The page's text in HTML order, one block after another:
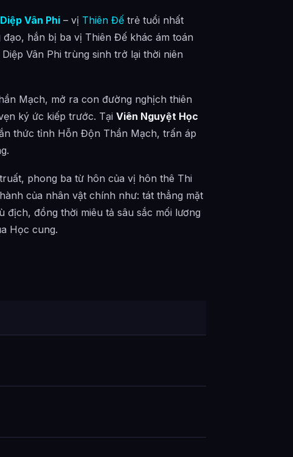
Diệp Vân Phi – vị Thiên Đế trẻ tuổi nhất
hắn bị ba vị Thiên Đế khác ám toán
Diệp Vân Phi trùng sinh trở lại thời niên
Mạch, mở ra con đường nghịch thiên
ký ức kiếp trước. Tại Viên Nguyệt Học
thức tỉnh Hỗn Độn Thần Mạch, trấn áp
phong ba từ hôn của vị hôn thê Thi
của nhân vật chính như: tát thẳng mặt
đồng thời miêu tả sâu sắc mối lương
Học cung.